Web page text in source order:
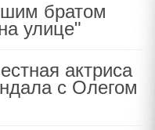
братом
улице"
актриса
с Олегом